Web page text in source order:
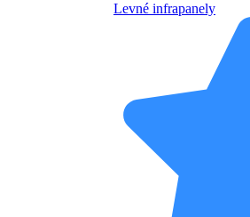
Levné infrapanely